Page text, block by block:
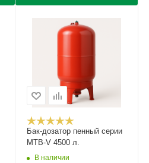
Бак-дозатор пенный серии
MTB-V 4500 л.
В наличии